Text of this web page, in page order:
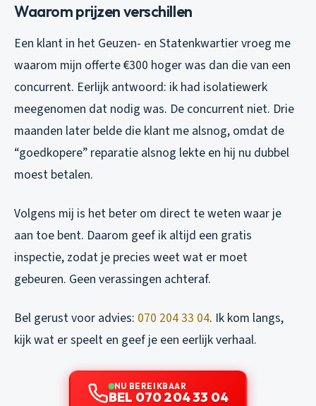
Waarom prijzen verschillen
Een klant in het Geuzen- en Statenkwartier vroeg me
waarom mijn offerte €300 hoger was dan die van een
concurrent. Eerlijk antwoord: ik had isolatiewerk
meegenomen dat nodig was. De concurrent niet. Drie
maanden later belde die klant me alsnog, omdat de
“goedkopere” reparatie alsnog lekte en hij nu dubbel
moest betalen.
Volgens mij is het beter om direct te weten waar je
aan toe bent. Daarom geef ik altijd een gratis
inspectie, zodat je precies weet wat er moet
gebeuren. Geen verassingen achteraf.
Bel gerust voor advies: 070 204 33 04. Ik kom langs,
kijk wat er speelt en geef je een eerlijk verhaal.
NU BEREIKBAAR
BEL 070 204 33 04